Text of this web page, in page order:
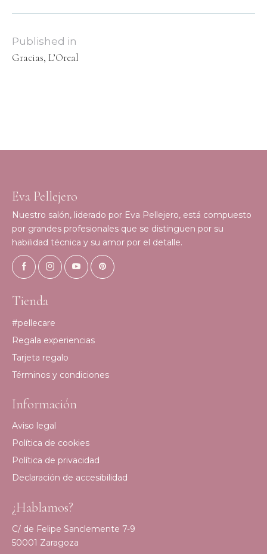
Published in
Gracias, L’Oreal
Eva Pellejero
Nuestro salón, liderado por Eva Pellejero, está compuesto
por grandes profesionales que se distinguen por su
habilidad técnica y su amor por el detalle.
Tienda
#pellecare
Regala experiencias
Tarjeta regalo
Términos y condiciones
Información
Aviso legal
Política de cookies
Política de privacidad
Declaración de accesibilidad
¿Hablamos?
C/ de Felipe Sanclemente 7-9
50001 Zaragoza